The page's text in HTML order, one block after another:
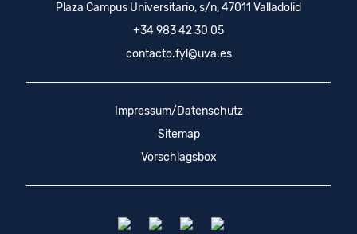
Plaza Campus Universitario, s/n, 47011 Valladolid
+34 983 42 30 05
contacto.fyl@uva.es
Impressum/Datenschutz
Sitemap
Vorschlagsbox